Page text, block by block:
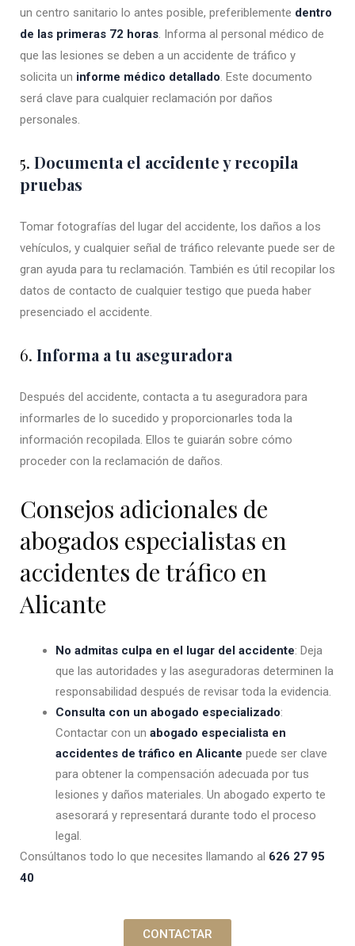
un centro sanitario lo antes posible, preferiblemente dentro
de las primeras 72 horas. Informa al personal médico de
que las lesiones se deben a un accidente de tráfico y
solicita un informe médico detallado. Este documento
será clave para cualquier reclamación por daños
personales.
5. Documenta el accidente y recopila
pruebas
Tomar fotografías del lugar del accidente, los daños a los
vehículos, y cualquier señal de tráfico relevante puede ser de
gran ayuda para tu reclamación. También es útil recopilar los
datos de contacto de cualquier testigo que pueda haber
presenciado el accidente.
6. Informa a tu aseguradora
Después del accidente, contacta a tu aseguradora para
informarles de lo sucedido y proporcionarles toda la
información recopilada. Ellos te guiarán sobre cómo
proceder con la reclamación de daños.
Consejos adicionales de
abogados especialistas en
accidentes de tráfico en
Alicante
No admitas culpa en el lugar del accidente: Deja
que las autoridades y las aseguradoras determinen la
responsabilidad después de revisar toda la evidencia.
Consulta con un abogado especializado:
Contactar con un abogado especialista en
accidentes de tráfico en Alicante puede ser clave
para obtener la compensación adecuada por tus
lesiones y daños materiales. Un abogado experto te
asesorará y representará durante todo el proceso
legal.
Consúltanos todo lo que necesites llamando al 626 27 95
40
CONTACTAR